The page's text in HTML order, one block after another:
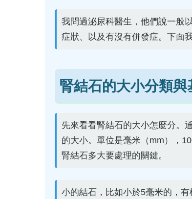
我問過泌尿科醫生，他們說一般
症狀、以及有沒有併發症。下面
腎結石的大小分類與
先來看看腎結石的大小怎麼分。
的大小。單位是毫米（mm），
腎結石多大要處理的關鍵。
小的結石，比如小於5毫米的，